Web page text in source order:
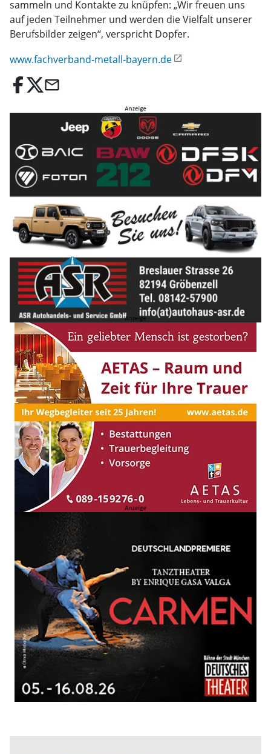
sammeln und Kontakte zu knüpfen: „Wir freuen uns
auf jeden Teilnehmer und werden die Vielfalt unserer
Berufsbilder zeigen“, verspricht Dopfer.
www.fachverband-metall-bayern.de
email